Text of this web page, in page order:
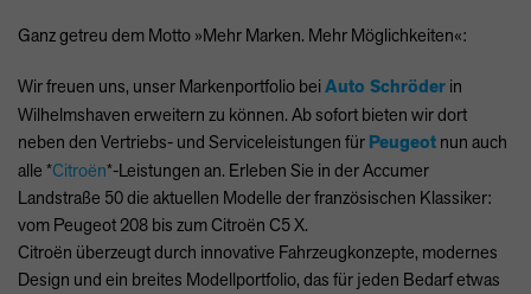
Ganz getreu dem Motto »Mehr Marken. Mehr Möglichkeiten«:
Wir freuen uns, unser Markenportfolio bei Auto Schröder in
Wilhelmshaven erweitern zu können. Ab sofort bieten wir dort
neben den Vertriebs- und Serviceleistungen für Peugeot nun auch
alle *Citroën*-Leistungen an. Erleben Sie in der Accumer
Landstraße 50 die aktuellen Modelle der französischen Klassiker:
vom Peugeot 208 bis zum Citroën C5 X.
Citroën überzeugt durch innovative Fahrzeugkonzepte, modernes
Design und ein breites Modellportfolio, das für jeden Bedarf etwas